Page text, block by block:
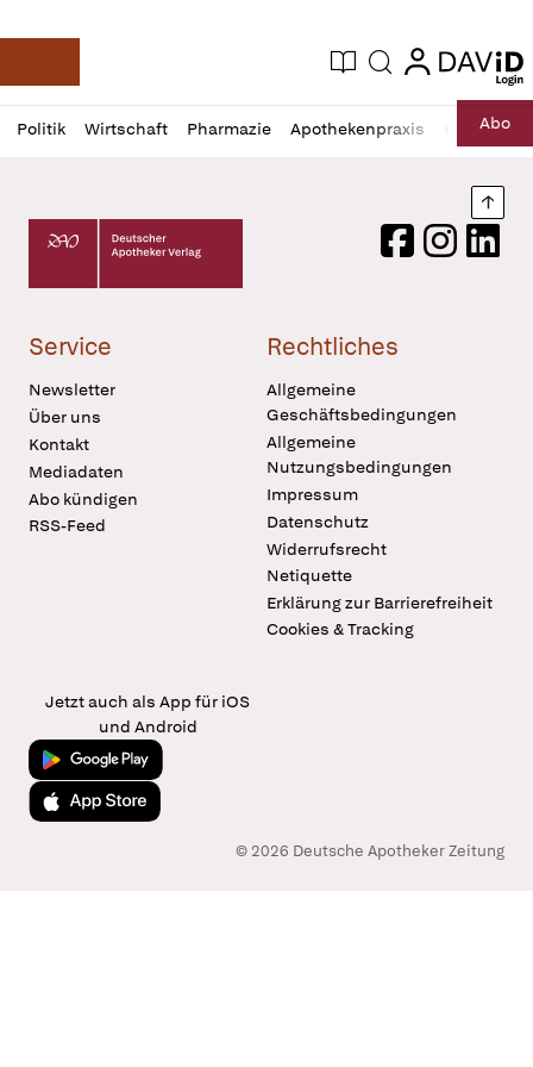
Deutsche Apotheker Zeitung
Aktuelle Ausgabe
Suche login
login
Politik Wirtschaft Pharmazie Apothekenpraxis RechtAbo
Profil
öffnen
Daz
Pur
Deutscher Apotheker Verlag Logo
FacebookInstagram
Service
Newsletter
Über uns
Kontakt
Mediadaten
Abo kündigen
RSS-Feed
Rechtliches
Allgemeine
Geschäftsbedingungen
Allgemeine
Nutzungsbedingungen
Impressum
Datenschutz
Widerrufsrecht
Netiquette
Erklärung zur Barrierefreiheit
Cookies & Tracking
Jetzt auch als App für iOS
und Android
Jetzt bei Google Play
Laden im App Store
© 2026 Deutsche Apotheker Zeitung